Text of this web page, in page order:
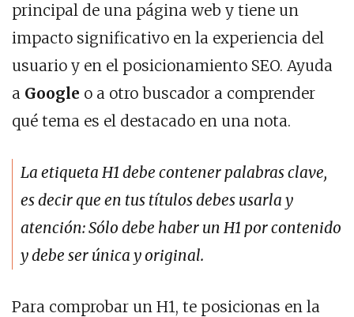
principal de una página web y tiene un
impacto significativo en la experiencia del
usuario y en el posicionamiento SEO. Ayuda
a Google o a otro buscador a comprender
qué tema es el destacado en una nota.
La etiqueta H1 debe contener palabras clave,
es decir que en tus títulos debes usarla y
atención: Sólo debe haber un H1 por contenido
y debe ser única y original.
Para comprobar un H1, te posicionas en la